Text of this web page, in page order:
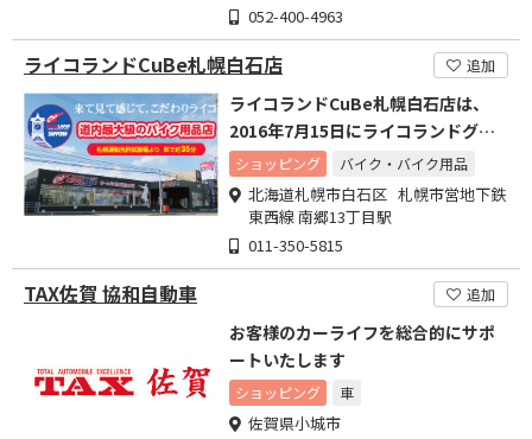
052-400-4963
ライコランドCuBe札幌白石店 追加
ライコランドCuBe札幌白石店は、
2016年7月15日にライコランドグル
ープ21番目の店舗
ショッピング バイク・バイク用品
北海道札幌市白石区 札幌市営地下鉄
東西線 南郷13丁目駅
011-350-5815
TAX佐賀 協和自動車 追加
お客様のカーライフを総合的にサポ
ートいたします
ショッピング 車
佐賀県小城市